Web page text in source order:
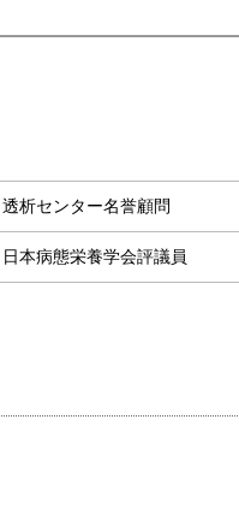
透析センター名誉顧問
日本病態栄養学会評議員